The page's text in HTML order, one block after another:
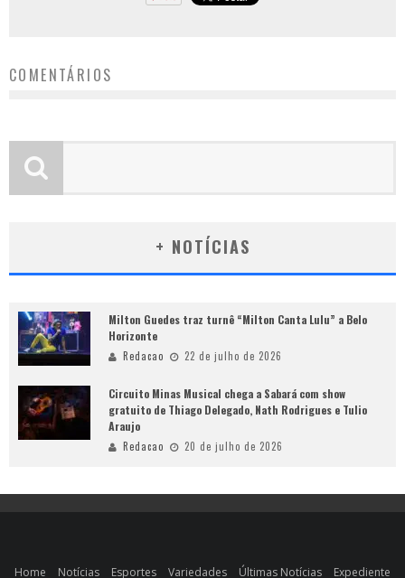
COMENTÁRIOS
+ NOTÍCIAS
Milton Guedes traz turnê “Milton Canta Lulu” a Belo
Horizonte
Redacao 22 de julho de 2026
Circuito Minas Musical chega a Sabará com show
gratuito de Thiago Delegado, Nath Rodrigues e Tulio
Araujo
Redacao 20 de julho de 2026
Home Notícias Esportes Variedades Últimas Notícias Expediente